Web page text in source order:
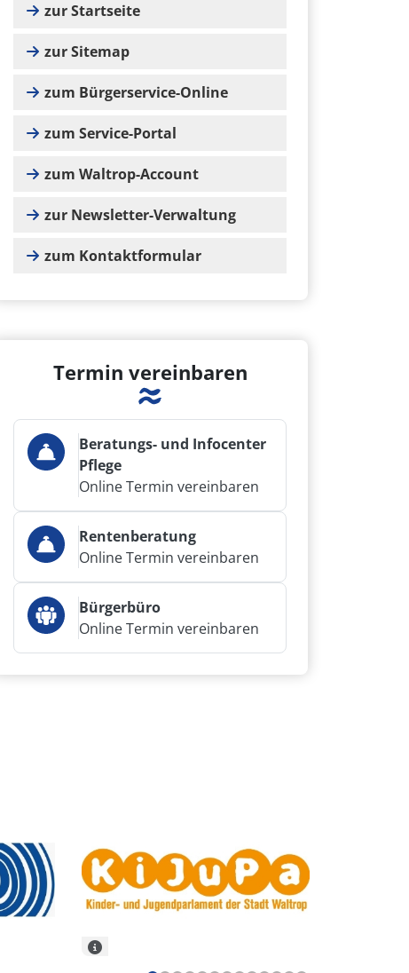
zur Startseite
zur Sitemap
zum Bürgerservice-Online
zum Service-Portal
zum Waltrop-Account
zur Newsletter-Verwaltung
zum Kontaktformular
Termin vereinbaren
Beratungs- und Infocenter
Pflege
Online Termin vereinbaren
Rentenberatung
Online Termin vereinbaren
Bürgerbüro
Online Termin vereinbaren